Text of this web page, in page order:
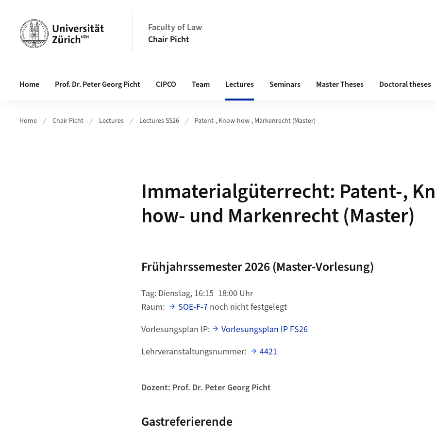
Faculty of Law
Chair Picht
Home Prof. Dr. Peter Georg Picht CIPCO Team Lectures Seminars Master Theses Doctoral theses
Home Chair Picht Lectures Lectures SS26 Patent-, Know-how-, Markenrecht (Master)
Immaterialgüterrecht: Patent-,
how- und Markenrecht (Master)
Frühjahrssemester 2026 (Master-Vorlesung)
Tag: Dienstag, 16:15–18:00 Uhr
Raum:
SOE-F-7noch nicht festgelegt
Vorlesungsplan IP:
Vorlesungsplan IP FS26
Lehrveranstaltungsnummer:
4421
Dozent: Prof. Dr. Peter Georg Picht
Gastreferierende